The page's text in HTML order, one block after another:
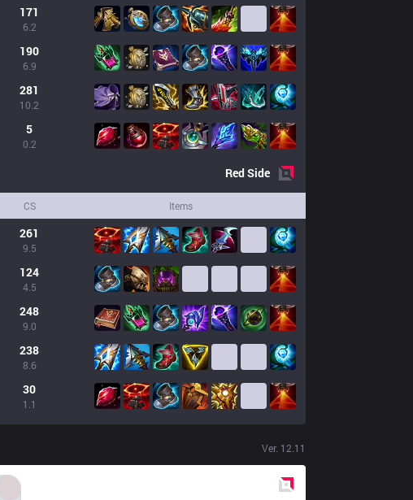
171
6.2
190
6.9
281
10.2
5
0.2
RedSide
CS Items
261
9.5
124
4.5
248
9.0
238
8.6
30
1.1
Ver. 12.11